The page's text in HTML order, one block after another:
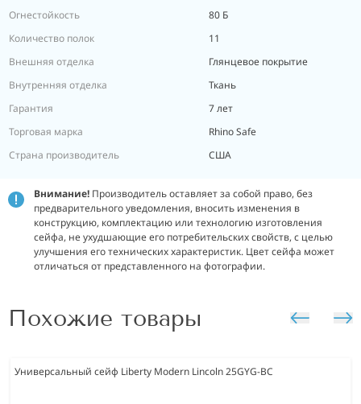
Огнестойкость
80 Б
Количество полок
11
Внешняя отделка
Глянцевое покрытие
Внутренняя отделка
Ткань
Гарантия
7 лет
Торговая марка
Rhino Safe
Страна производитель
США
Внимание! Производитель оставляет за собой право, без
предварительного уведомления, вносить изменения в
конструкцию, комплектацию или технологию изготовления
сейфа, не ухудшающие его потребительских свойств, с целью
улучшения его технических характеристик. Цвет сейфа может
отличаться от представленного на фотографии.
Похожие товары
Универсальный сейф Liberty Modern Lincoln 25GYG-BC